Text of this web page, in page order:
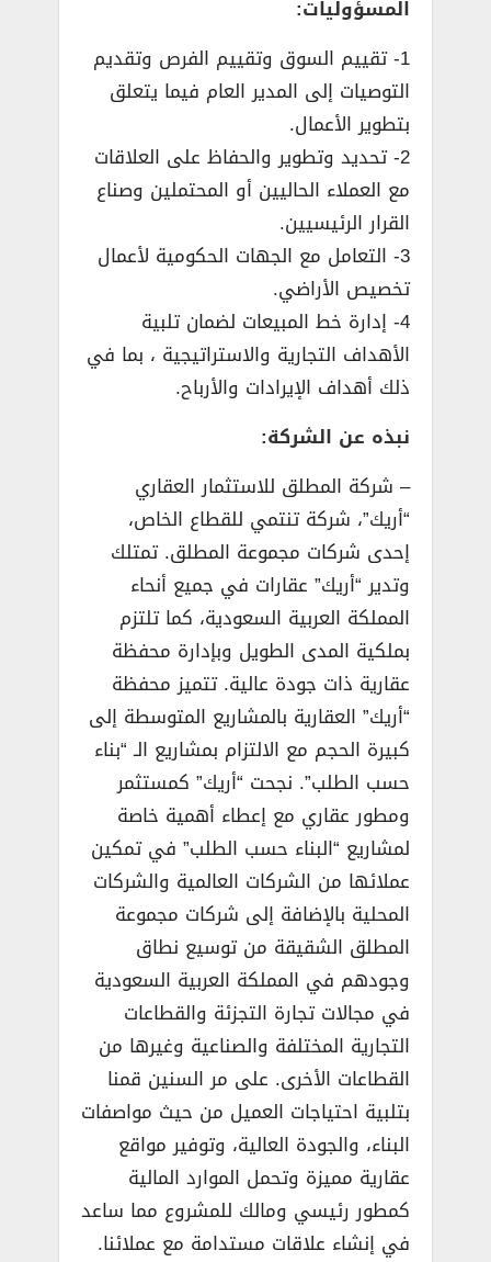
المسؤوليات:
1- تقييم السوق وتقييم الفرص وتقديم
التوصيات إلى المدير العام فيما يتعلق
بتطوير الأعمال.
2- تحديد وتطوير والحفاظ على العلاقات
مع العملاء الحاليين أو المحتملين وصناع
القرار الرئيسيين.
3- التعامل مع الجهات الحكومية لأعمال
تخصيص الأراضي.
4- إدارة خط المبيعات لضمان تلبية
الأهداف التجارية والاستراتيجية ، بما في
ذلك أهداف الإيرادات والأرباح.
نبذه عن الشركة:
– شركة المطلق للاستثمار العقاري
“أريك”، شركة تنتمي للقطاع الخاص،
إحدى شركات مجموعة المطلق. تمتلك
وتدير “أريك” عقارات في جميع أنحاء
المملكة العربية السعودية، كما تلتزم
بملكية المدى الطويل وبإدارة محفظة
عقارية ذات جودة عالية. تتميز محفظة
“أريك” العقارية بالمشاريع المتوسطة إلى
كبيرة الحجم مع الالتزام بمشاريع الـ “بناء
حسب الطلب”. نجحت “أريك” كمستثمر
ومطور عقاري مع إعطاء أهمية خاصة
لمشاريع “البناء حسب الطلب” في تمكين
عملائها من الشركات العالمية والشركات
المحلية بالإضافة إلى شركات مجموعة
المطلق الشقيقة من توسيع نطاق
وجودهم في المملكة العربية السعودية
في مجالات تجارة التجزئة والقطاعات
التجارية المختلفة والصناعية وغيرها من
القطاعات الأخرى. على مر السنين قمنا
بتلبية احتياجات العميل من حيث مواصفات
البناء، والجودة العالية، وتوفير مواقع
عقارية مميزة وتحمل الموارد المالية
كمطور رئيسي ومالك للمشروع مما ساعد
في إنشاء علاقات مستدامة مع عملائنا.